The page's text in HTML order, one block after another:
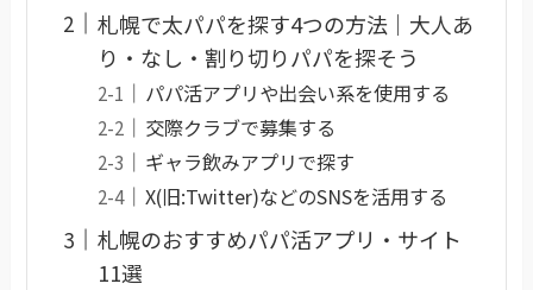
札幌で太パパを探す4つの方法｜大人あ
り・なし・割り切りパパを探そう
パパ活アプリや出会い系を使用する
交際クラブで募集する
ギャラ飲みアプリで探す
X(旧:Twitter)などのSNSを活用する
札幌のおすすめパパ活アプリ・サイト
11選